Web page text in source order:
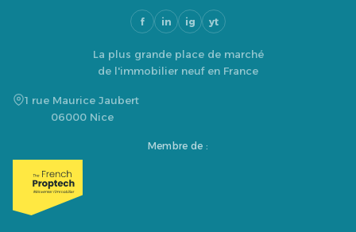
f in ig yt
La plus grande place de marché
de l'immobilier neuf en France
1 rue Maurice Jaubert
06000 Nice
Membre de :